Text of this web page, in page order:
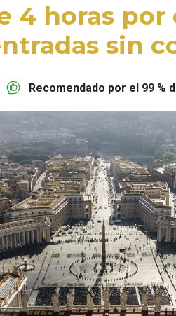
4 horas por
sin
Recomendado por el 99 %